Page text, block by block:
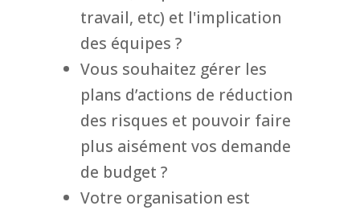
travail, etc) et l'implication
des équipes ?
Vous souhaitez gérer les
plans d’actions de réduction
des risques et pouvoir faire
plus aisément vos demande
de budget ?
Votre organisation est